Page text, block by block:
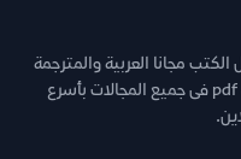
مجانا العربية والمترجمة
والروايات والقصص وغيرها من كتب مجانية pdf فى جميع المجالات بأسرع